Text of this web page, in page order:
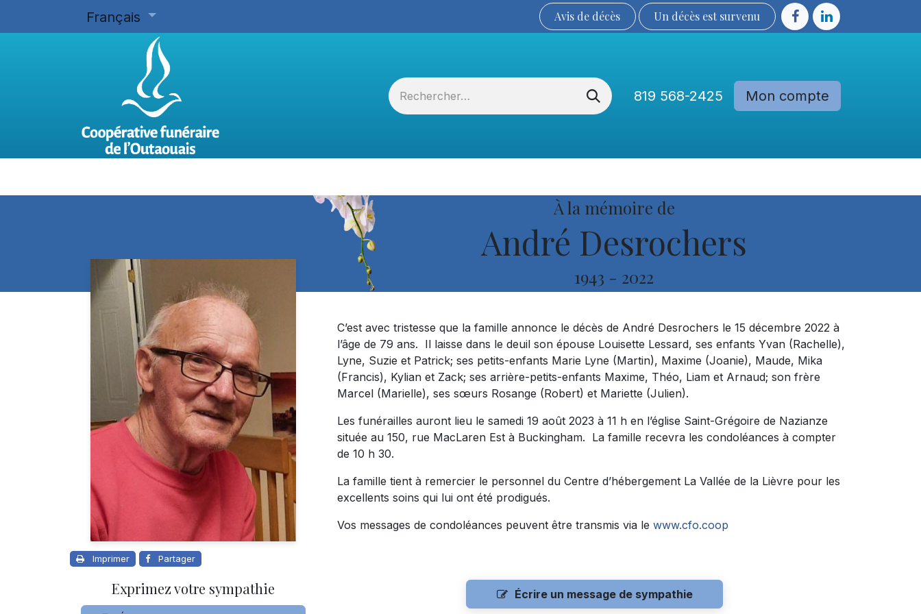
Français Avis de décès Un décès est sur​​​​​​​​ve​nu​​​​​​​​​​
819 568-2425 Mon compte
À la mémoire de
André Desrochers
1943 - 2022
Imprimer Partager
Exprimez votre sympathie
C’est avec tristesse que la famille annonce le décès de André Desrochers le 15 décembre 2022 à
l’âge de 79 ans. Il laisse dans le deuil son épouse Louisette Lessard, ses enfants Yvan (Rachelle),
Lyne, Suzie et Patrick; ses petits-enfants Marie Lyne (Martin), Maxime (Joanie), Maude, Mika
(Francis), Kylian et Zack; ses arrière-petits-enfants Maxime, Théo, Liam et Arnaud; son frère
Marcel (Marielle), ses sœurs Rosange (Robert) et Mariette (Julien).
Les funérailles auront lieu le samedi 19 août 2023 à 11 h en l’église Saint-Grégoire de Nazianze
située au 150, rue MacLaren Est à Buckingham. La famille recevra les condoléances à compter
de 10 h 30.
La famille tient à remercier le personnel du Centre d’hébergement La Vallée de la Lièvre pour les
excellents soins qui lui ont été prodigués.
Vos messages de condoléances peuvent être transmis via le www.cfo.coop
Écrire un message de sympathie